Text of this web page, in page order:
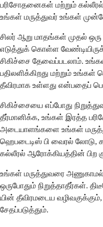
பரிசோதனைகள் மற்றும் கல்லீரல்
உங்கள் மருத்துவர் உங்கள்
சிலர் ஆறு மாதங்கள் முதல்
எடுத்துக் கொள்ள
சிகிச்சை தேவைப்படலாம்.
பதிலளிக்கிறது மற்றும்
தீவிரமாக உள்ளது என்பதைப்
சிகிச்சையை எப்போது
தீர்மானிக்க, உங்கள் இரத்த
அடையாளங்களை உங்கள்
ஹெபடைடிஸ் பி வைரல் லோடு,
கல்லீரல் ஆரோக்கியத்தின் பிற
உங்கள் மருத்துவரை
ஒருபோதும் நிறுத்தாதீர்கள்.
யின் தீவிரமடைய
சேதப்படுத்தும்.